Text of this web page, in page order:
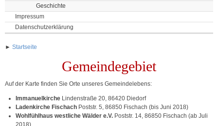
Geschichte
Impressum
Datenschutzerklärung
► Startseite
Gemeindegebiet
Auf der Karte finden Sie Orte unseres Gemeindelebens:
ImmanuelkircheLindenstraße 20, 86420 Diedorf
Ladenkirche FischachPoststr. 5, 86850 Fischach (bis Juni 2018)
Wohlfühlhaus westliche Wälder e.V.Poststr. 14, 86850 Fischach (ab Juli
2018)